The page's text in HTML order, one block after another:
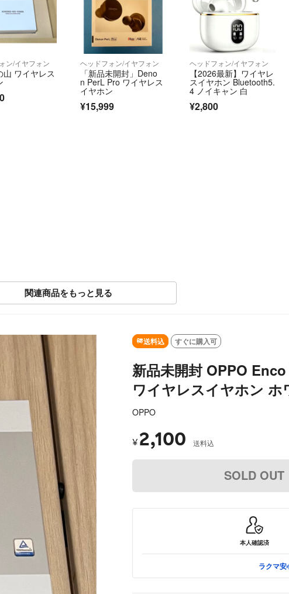
ン/イヤフォン
山 ワイヤレス
ヘッドフォン/イヤフォン
「新品未開封」Deno
n PerL Pro ワイヤレス
イヤホン
¥15,999
ヘッドフォン/イヤフォン
【2026最新】ワイヤレ
スイヤホン Bluetooth5.
4 ノイキャン 白
¥2,800
関連商品をもっと見る
送料込 すぐに購入可
新品未開封 OPPO
ワイヤレスイヤホン ホ
OPPO
¥ 2,100 送料込
SOLD OUT
本人確認済
ラクマ